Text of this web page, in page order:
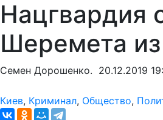
Нацгвардия
Шеремета
Семен Дорошенко. 20.12.2019
Киев, Криминал, Общество,